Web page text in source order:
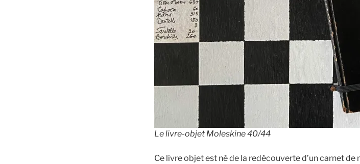
Le livre-objet Moleskine 40/44
Ce livre objet est né de la redécouverte d’un carnet